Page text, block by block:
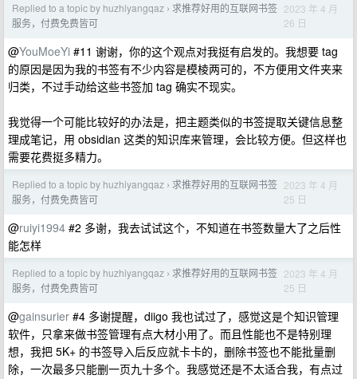
Replied to a topic by huzhiyangqaz › 求推荐好用的互联网书签
服务，付费免费皆可
2023 年 4 月
26 日
@YouMoeYi #11 谢谢，你的这个观点对我挺有启发的。我想要 tag
的原因是因为我的书签有不少内容是模棱两可的，不方便用文件夹来
归类，不过手动给这些书签加 tag 确实不现实。
我觉得一个可能比较好的办法是，把主题类似的书签提取关键信息整
理成笔记，用 obsidian 这类的知识库来管理，会比较方便。但这样也
需要花费挺多精力。
Replied to a topic by huzhiyangqaz › 求推荐好用的互联网书签
服务，付费免费皆可
2023 年 4 月
25 日
@ruiyi1994 #2 多谢，我去试试这个，不知道在书签数量大了之后性
能怎样
Replied to a topic by huzhiyangqaz › 求推荐好用的互联网书签
服务，付费免费皆可
2023 年 4 月
25 日
@gainsurier #4 多谢提醒，diigo 我也试过了，感觉这是个知识管理
软件，只拿来做书签管理有点大材小用了。而且性能也不是特别理
想，我把 5K+ 的书签导入后反应就卡卡的，删除书签也不能批量删
除，一次最多只能删一页九十多个。我感觉还是不太适合我，有点过